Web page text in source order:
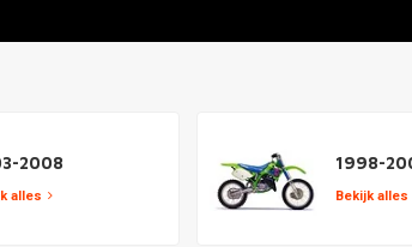
2008
alles
1998-
Bekijk alles